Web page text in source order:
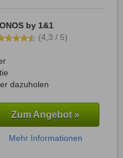
IONOS by 1&1
(4,3 / 5)
dazuholen
Zum Angebot »
Mehr Informationen